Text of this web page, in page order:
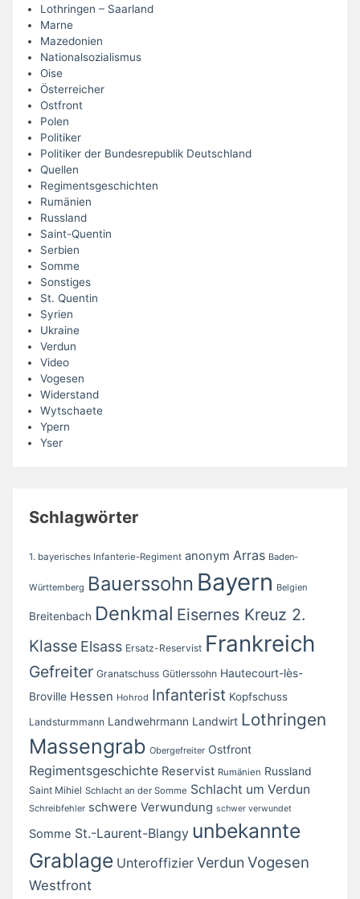
Lothringen – Saarland
Marne
Mazedonien
Nationalsozialismus
Oise
Österreicher
Ostfront
Polen
Politiker
Politiker der Bundesrepublik Deutschland
Quellen
Regimentsgeschichten
Rumänien
Russland
Saint-Quentin
Serbien
Somme
Sonstiges
St. Quentin
Syrien
Ukraine
Verdun
Video
Vogesen
Widerstand
Wytschaete
Ypern
Yser
Schlagwörter
1. bayerisches Infanterie-Regiment anonym Arras Baden-
Württemberg Bauerssohn Bayern Belgien
Breitenbach Denkmal Eisernes Kreuz 2.
Klasse Elsass Ersatz-Reservist Frankreich
Gefreiter Granatschuss Gütlerssohn Hautecourt-lès-
Broville Hessen Hohrod Infanterist Kopfschuss
Landsturmmann Landwehrmann Landwirt Lothringen
Massengrab Obergefreiter Ostfront
Regimentsgeschichte Reservist Rumänien Russland
Saint Mihiel Schlacht an der Somme Schlacht um Verdun
Schreibfehler schwere Verwundung schwer verwundet
Somme St.-Laurent-Blangy unbekannte
Grablage Unteroffizier Verdun Vogesen
Westfront